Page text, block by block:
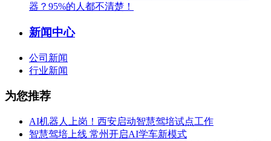
器？95%的人都不清楚！
新闻中心
公司新闻
行业新闻
为您推荐
AI机器人上岗！西安启动智慧驾培试点工作
智慧驾培上线 常州开启AI学车新模式